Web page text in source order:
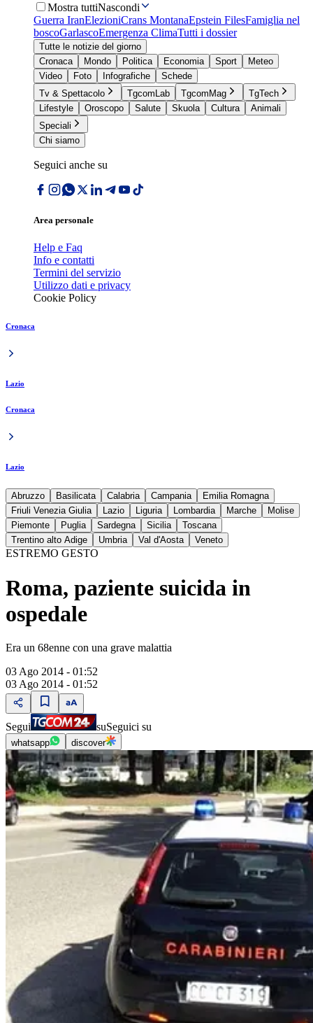
Mostra tuttiNascondi
Guerra IranElezioniCrans MontanaEpstein FilesFamiglia nel
boscoGarlascoEmergenza ClimaTutti i dossier
Tutte le notizie del giorno
Cronaca
Mondo Politica Economia Sport
Meteo
Video
Foto Infografiche
Schede
Tv & Spettacolo
TgcomLab TgcomMag
TgTech
Lifestyle
Oroscopo Salute Skuola Cultura
Animali
Speciali
Chi siamo
Seguici anche su
Area personale
Help e Faq
Info e contatti
Termini del servizio
Utilizzo dati e privacy
Cookie Policy
Cronaca
Lazio
Cronaca
Lazio
Abruzzo Basilicata Calabria Campania
Emilia Romagna
Friuli Venezia Giulia
Lazio Liguria Lombardia Marche
Molise
Piemonte
Puglia Sardegna Sicilia
Toscana
Trentino alto Adige
Umbria Val d'Aosta Veneto
ESTREMO GESTO
Roma, paziente suicida in
ospedale
Era un 68enne con una grave malattia
03 Ago 2014 - 01:52
03 Ago 2014 - 01:52
Segui suSeguici su
whatsapp discover